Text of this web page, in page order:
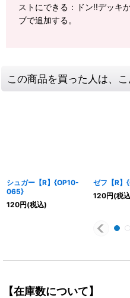
ストにできる：ドン!!デッキ
ブで追加する。
この商品を買った人は、
シュガー【R】{OP10-
065}
120円(税込)
ゼフ【R
120円(税
【在庫数について】